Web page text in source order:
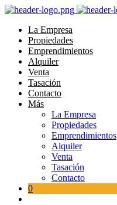
La Empresa
Propiedades
Emprendimientos
Alquiler
Venta
Tasación
Contacto
Más
La Empresa
Propiedades
Emprendimientos
Alquiler
Venta
Tasación
Contacto
0